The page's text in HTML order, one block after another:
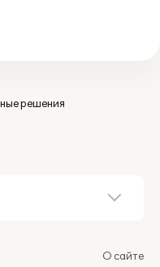
решения
О сайте